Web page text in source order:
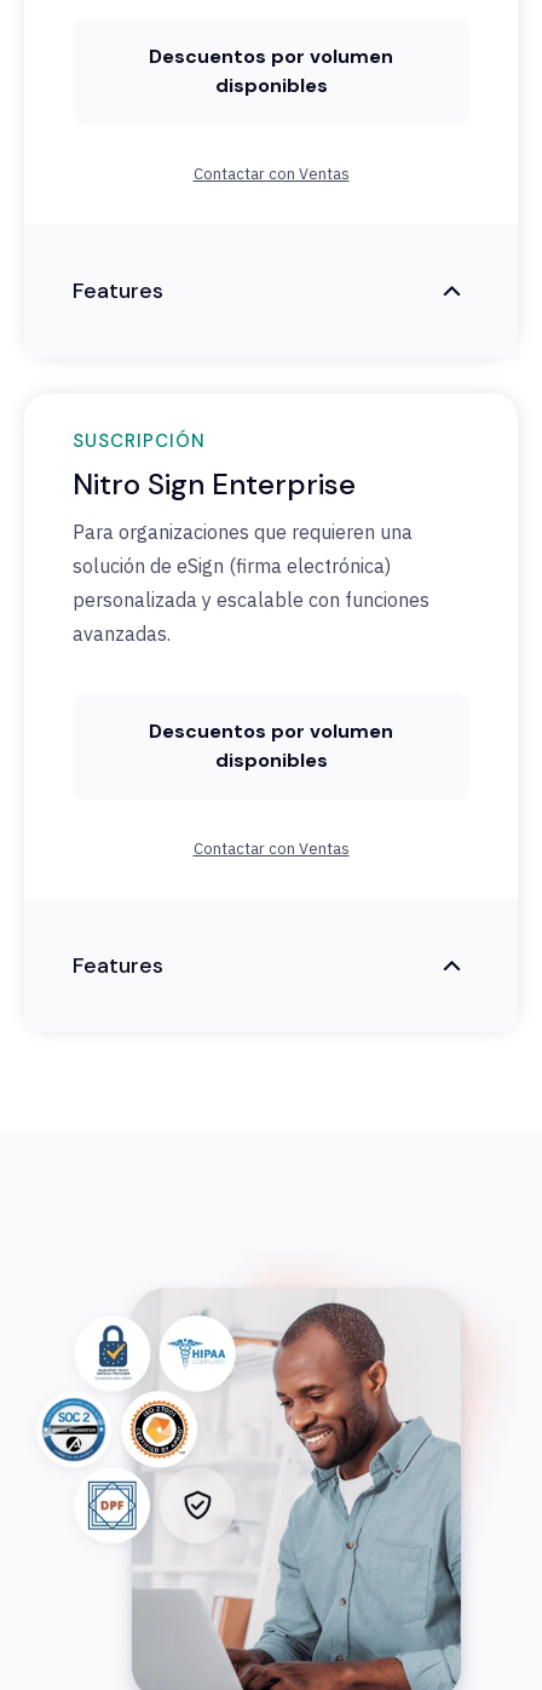
Descuentos por volumen
disponibles
Contactar con Ventas
Features
SUSCRIPCIÓN
Nitro Sign Enterprise
Para organizaciones que requieren una
solución de eSign (firma electrónica)
personalizada y escalable con funciones
avanzadas.
Descuentos por volumen
disponibles
Contactar con Ventas
Features